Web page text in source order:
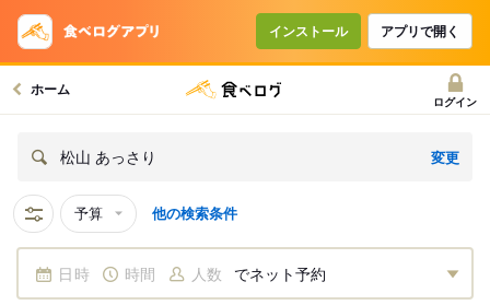
インストール アプリで開く
ホーム
ログイン
松山 あっさり 変更
予算 他の検索条件
日時 時間 人数 でネット予約